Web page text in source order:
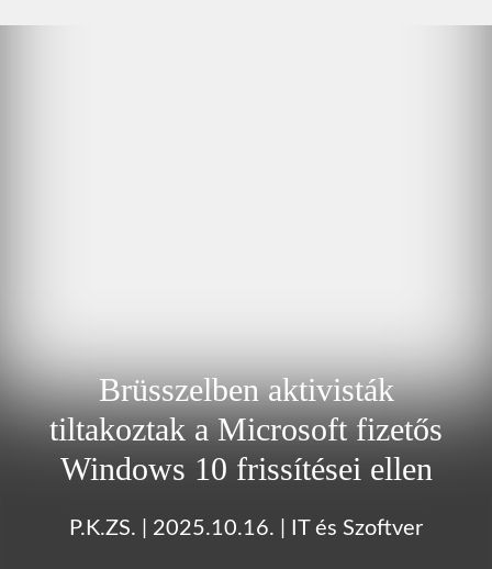
Brüsszelben aktivisták
tiltakoztak a Microsoft fizetős
Windows 10 frissítései ellen
P.K.ZS. 2025.10.16. IT és Szoftver